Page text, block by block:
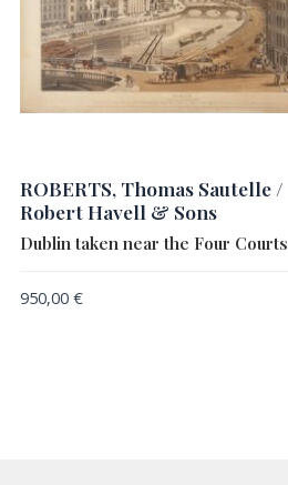
ROBERTS, Thomas Sautelle /
Robert Havell & Sons
Dublin taken near the Four Courts
950,00 €